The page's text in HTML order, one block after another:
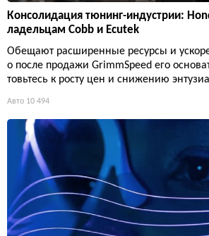
Консолидация тюнинг-индустрии:
ладельцам Cobb и Ecutek
Обещают расширенные ресурсы и
о после продажи GrimmSpeed его
товьтесь к росту цен и снижению
Авто 10 494